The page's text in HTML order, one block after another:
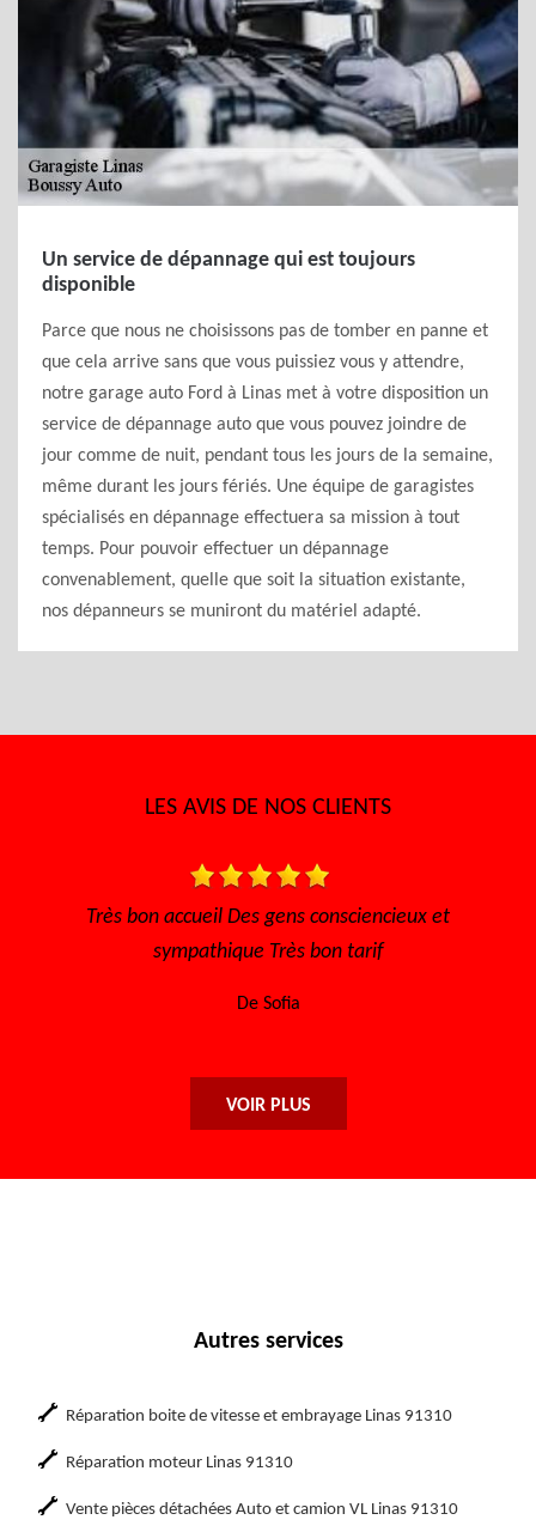
Un service de dépannage qui est toujours
disponible
Parce que nous ne choisissons pas de tomber en panne et
que cela arrive sans que vous puissiez vous y attendre,
notre garage auto Ford à Linas met à votre disposition un
service de dépannage auto que vous pouvez joindre de
jour comme de nuit, pendant tous les jours de la semaine,
même durant les jours fériés. Une équipe de garagistes
spécialisés en dépannage effectuera sa mission à tout
temps. Pour pouvoir effectuer un dépannage
convenablement, quelle que soit la situation existante,
nos dépanneurs se muniront du matériel adapté.
LES AVIS DE NOS CLIENTS
Très bon accueil, rapide pour avoir un rendez vous, à
l'écoute Disponible, sérieux et efficace... Merci
VOIR PLUS
Autres services
Réparation boite de vitesse et embrayage Linas 91310
Réparation moteur Linas 91310
Vente pièces détachées Auto et camion VL Linas 91310